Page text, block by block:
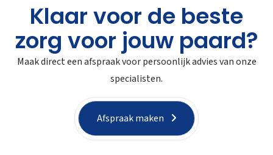
Klaar voor de beste
zorg voor jouw paard?
Maak direct een afspraak voor persoonlijk advies van onze
specialisten.
Afspraak maken